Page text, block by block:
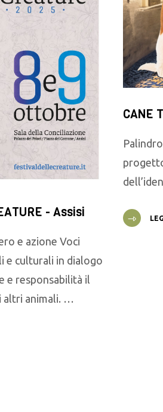
- Assisi
e azione Voci
e culturali in dialogo
e responsabilità il
altri animali. …
CANE